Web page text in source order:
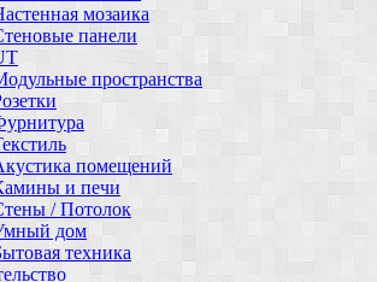
мозаика
панели
пространства
помещений
и печи
/ Потолок
дом
техника